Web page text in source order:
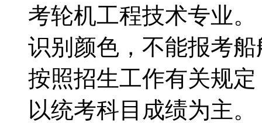
考轮机工程技术专
识别颜色，不能报考
按照招生工作有关规
以统考科目成绩为主